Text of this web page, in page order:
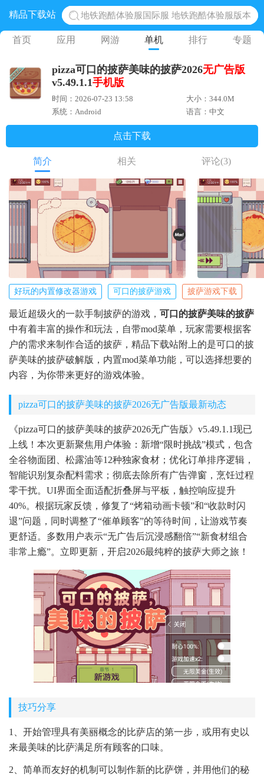
精品下载站
地铁跑酷体验服国际服 地铁跑酷体验服版本
网易光遇手游正版 点亮星空共庆周年
黎明觉醒生机腾讯正版 黎明觉醒生机国际服
蛋仔派对下载 蛋仔派对体验服
奥特曼王者传奇 正版奥特曼游戏
首页 应用 网游 单机 排行 专题
pizza可口的披萨美味的披萨2026无广告版
v5.49.1.1手机版
时间：2026-07-23 13:58
大小：344.0M
系统：Android
语言：中文
点击下载
简介 相关 评论(3)
好玩的内置修改器游戏 可口的披萨游戏 披萨游戏下载
最近超级火的一款手制披萨的游戏， 可口的披萨美味的披萨
中有着丰富的操作和玩法，自带mod菜单，玩家需要根据客
户的需求来制作合适的披萨，精品下载站附上的是可口的披
萨美味的披萨破解版，内置mod菜单功能，可以选择想要的
内容，为你带来更好的游戏体验。
pizza可口的披萨美味的披萨2026无广告版最新动态
《pizza可口的披萨美味的披萨2026无广告版》v5.49.1.1现已
上线！本次更新聚焦用户体验：新增“限时挑战”模式，包含
全谷物面团、松露油等12种独家食材；优化订单排序逻辑，
智能识别复杂配料需求；彻底去除所有广告弹窗，烹饪过程
零干扰。UI界面全面适配折叠屏与平板，触控响应提升
40%。根据玩家反馈，修复了“烤箱动画卡顿”和“收款时闪
退”问题，同时调整了“催单顾客”的等待时间，让游戏节奏
更舒适。多数用户表示“无广告后沉浸感翻倍”“新食材组合
非常上瘾”。立即更新，开启2026最纯粹的披萨大师之旅！
技巧分享
1、开始管理具有美丽概念的比萨店的第一步，或用有史以
来最美味的比萨满足所有顾客的口味。
2、简单而友好的机制可以制作新的比萨饼，并用他们的秘